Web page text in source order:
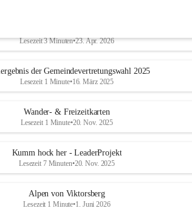
Lesezeit 3 Minuten•23. Apr. 2026
der Gemeindevertretungswahl 2025
Lesezeit 1 Minute•16. März 2025
Wander- & Freizeitkarten
Lesezeit 1 Minute•20. Nov. 2025
Kumm hock her - LeaderProjekt
Lesezeit 7 Minuten•20. Nov. 2025
Alpen von Viktorsberg
Lesezeit 1 Minute•1. Juni 2026